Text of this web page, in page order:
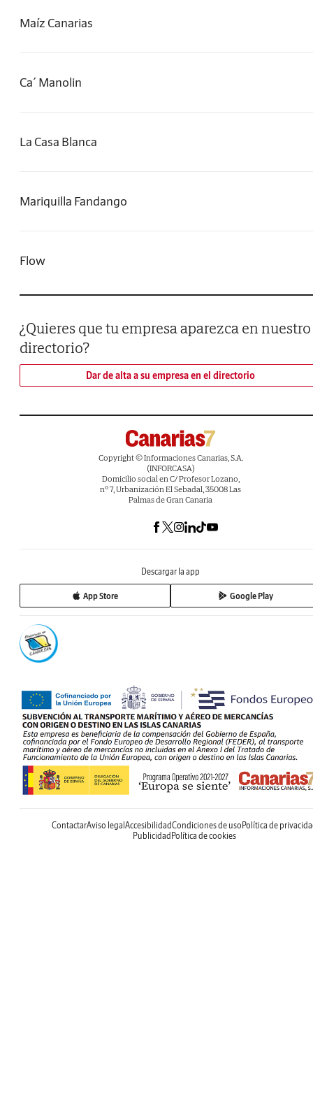
Maíz Canarias
Ca´ Manolin
La Casa Blanca
Mariquilla Fandango
Flow
¿Quieres que tu empresa aparezca en nuestro
directorio?
Dar de alta a su empresa en el directorio
Copyright © Informaciones Canarias, S.A.
(INFORCASA)
Domicilio social en C/ Profesor Lozano,
nº 7, Urbanización El Sebadal, 35008 Las
Palmas de Gran Canaria
Descargar la app
App Store Google Play
ContactarAviso legal AccesibilidadCondiciones de uso Política de
Publicidad Política de cookies